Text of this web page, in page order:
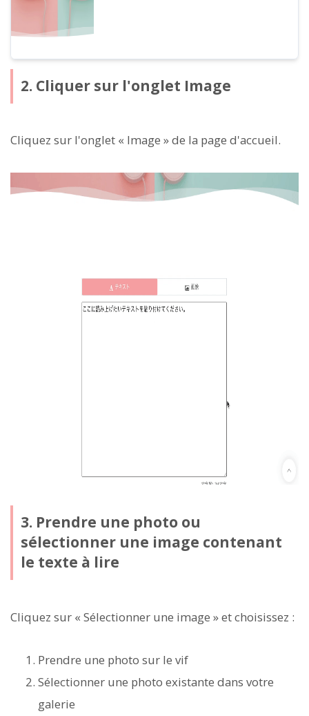
2. Cliquer sur l'onglet Image
Cliquez sur l'onglet « Image » de la page d'accueil.
3. Prendre une photo ou
sélectionner une image contenant
le texte à lire
Cliquez sur « Sélectionner une image » et choisissez :
Prendre une photo sur le vif
Sélectionner une photo existante dans votre
galerie